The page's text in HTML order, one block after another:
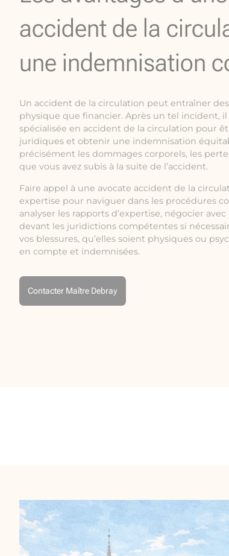
accident de la
une indemnisation
Un accident de la circulation peut entraîner
physique que financier. Après un tel incident,
spécialisée en accident de la circulation pour
juridiques et obtenir une indemnisation
précisément les dommages corporels, les
que vous avez subis à la suite de l’accident.
Faire appel à une avocate accident de la
expertise pour naviguer dans les procédures
analyser les rapports d’expertise, négocier
devant les juridictions compétentes si
vos blessures, qu’elles soient physiques ou
en compte et indemnisées.
Contacter Maître Debray